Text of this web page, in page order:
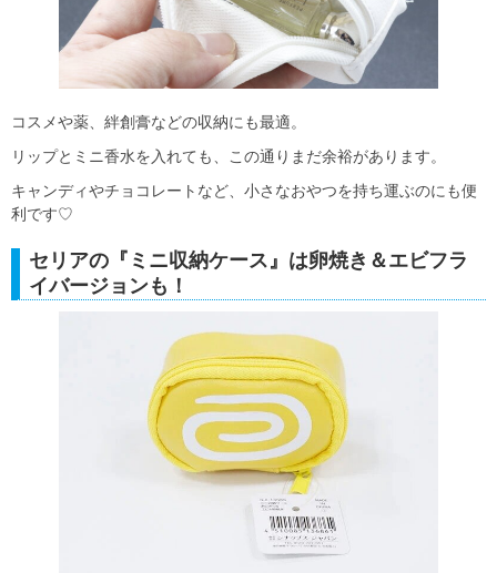
コスメや薬、絆創膏などの収納にも最適。
リップとミニ香水を入れても、この通りまだ余裕があります。
キャンディやチョコレートなど、小さなおやつを持ち運ぶのにも便
利です♡
セリアの『ミニ収納ケース』は卵焼き＆エビフラ
イバージョンも！